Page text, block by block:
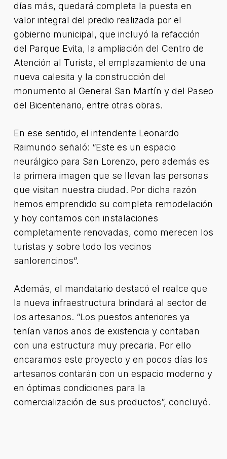
días más, quedará completa la puesta en
valor integral del predio realizada por el
gobierno municipal, que incluyó la refacción
del Parque Evita, la ampliación del Centro de
Atención al Turista, el emplazamiento de una
nueva calesita y la construcción del
monumento al General San Martín y del Paseo
del Bicentenario, entre otras obras.
En ese sentido, el intendente Leonardo
Raimundo señaló: “Este es un espacio
neurálgico para San Lorenzo, pero además es
la primera imagen que se llevan las personas
que visitan nuestra ciudad. Por dicha razón
hemos emprendido su completa remodelación
y hoy contamos con instalaciones
completamente renovadas, como merecen los
turistas y sobre todo los vecinos
sanlorencinos”.
Además, el mandatario destacó el realce que
la nueva infraestructura brindará al sector de
los artesanos. “Los puestos anteriores ya
tenían varios años de existencia y contaban
con una estructura muy precaria. Por ello
encaramos este proyecto y en pocos días los
artesanos contarán con un espacio moderno y
en óptimas condiciones para la
comercialización de sus productos”, concluyó.